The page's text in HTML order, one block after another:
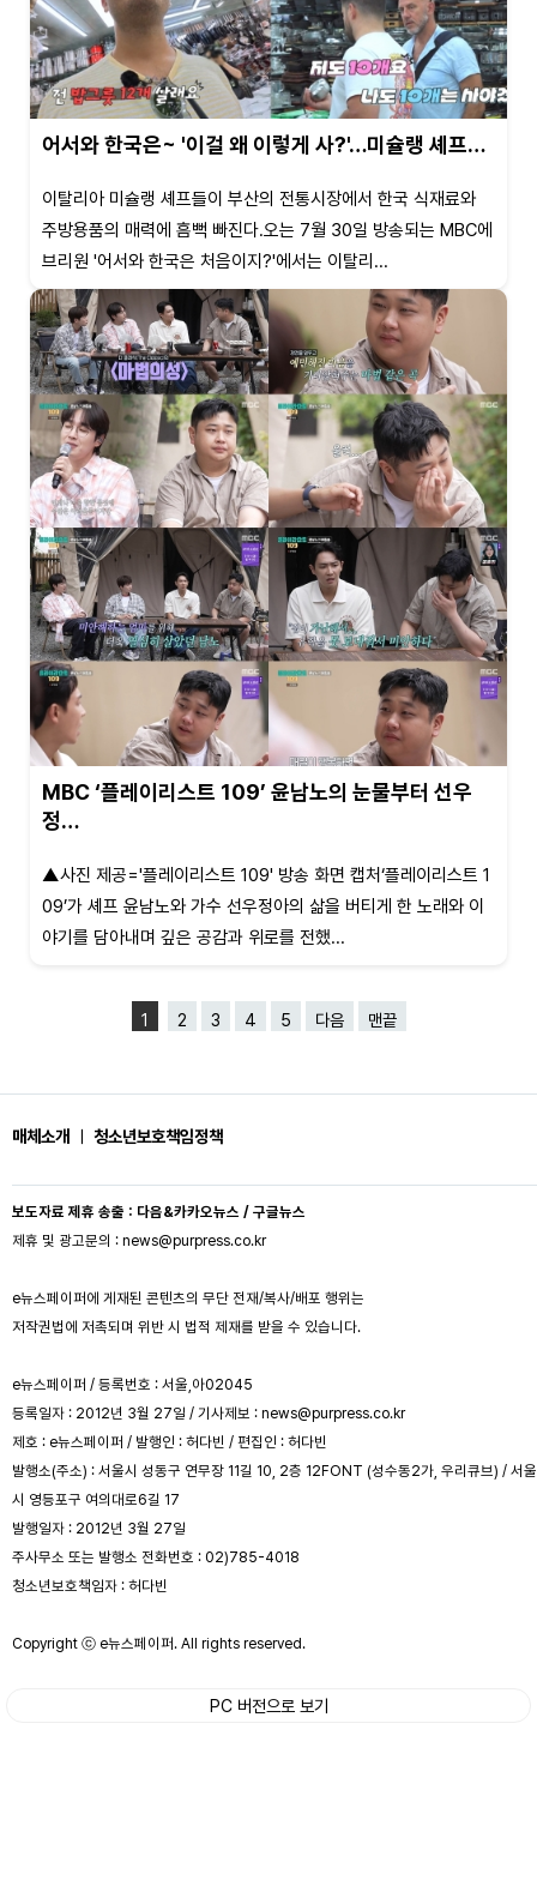
어서와 한국은~ '이걸 왜 이렇게 사?'…미슐랭 셰프…
이탈리아 미슐랭 셰프들이 부산의 전통시장에서 한국 식재료와
주방용품의 매력에 흠뻑 빠진다.오는 7월 30일 방송되는 MBC에
브리원 '어서와 한국은 처음이지?'에서는 이탈리...
MBC ‘플레이리스트 109’ 윤남노의 눈물부터 선우
정…
▲사진 제공='플레이리스트 109' 방송 화면 캡처‘플레이리스트 1
09’가 셰프 윤남노와 가수 선우정아의 삶을 버티게 한 노래와 이
야기를 담아내며 깊은 공감과 위로를 전했...
1 2 3 4 5 다음 맨끝
매체소개 ㅣ 청소년보호책임정책
보도자료 제휴 송출 : 다음&카카오뉴스 / 구글뉴스
제휴 및 광고문의 : news@purpress.co.kr
e뉴스페이퍼에 게재된 콘텐츠의 무단 전재/복사/배포 행위는
저작권법에 저촉되며 위반 시 법적 제재를 받을 수 있습니다.
e뉴스페이퍼 / 등록번호 : 서울,아02045
등록일자 : 2012년 3월 27일 / 기사제보 : news@purpress.co.kr
제호 : e뉴스페이퍼 / 발행인 : 허다빈 / 편집인 : 허다빈
발행소(주소) : 서울시 성동구 연무장 11길 10, 2층 12FONT (성수동2가, 우리큐브) / 서울
시 영등포구 여의대로6길 17
발행일자 : 2012년 3월 27일
주사무소 또는 발행소 전화번호 : 02)785-4018
청소년보호책임자 : 허다빈
Copyright ⓒ e뉴스페이퍼. All rights reserved.
PC 버전으로 보기